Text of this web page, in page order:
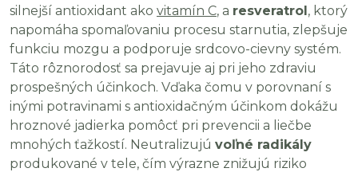
silnejší antioxidant ako vitamín C, a resveratrol, ktorý
napomáha spomaľovaniu procesu starnutia, zlepšuje
funkciu mozgu a podporuje srdcovo-cievny systém.
Táto rôznorodosť sa prejavuje aj pri jeho zdraviu
prospešných účinkoch. Vďaka čomu v porovnaní s
inými potravinami s antioxidačným účinkom dokážu
hroznové jadierka pomôcť pri prevencii a liečbe
mnohých ťažkostí. Neutralizujú voľné radikály
produkované v tele, čím výrazne znižujú riziko